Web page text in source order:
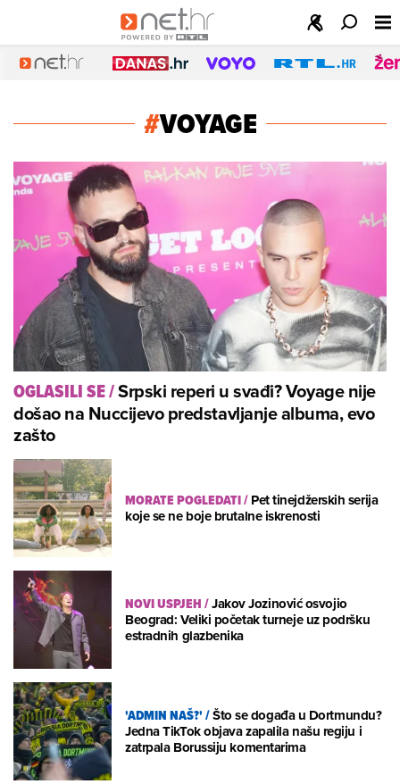
#VOYAGE
OGLASILI SE/Srpski reperi u svađi? Voyage nije
došao na Nuccijevo predstavljanje albuma, evo
zašto
MORATE POGLEDATI/Pet tinejdžerskih serija
koje se ne boje brutalne iskrenosti
NOVI USPJEH/Jakov Jozinović osvojio
Beograd: Veliki početak turneje uz podršku
estradnih glazbenika
'ADMIN NAŠ?'/Što se događa u Dortmundu?
Jedna TikTok objava zapalila našu regiju i
zatrpala Borussiju komentarima